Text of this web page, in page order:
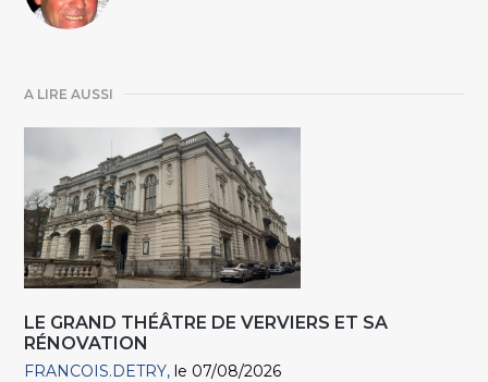
A LIRE AUSSI
LE GRAND THÉÂTRE DE VERVIERS ET SA
RÉNOVATION
FRANCOIS.DETRY le 07/08/2026